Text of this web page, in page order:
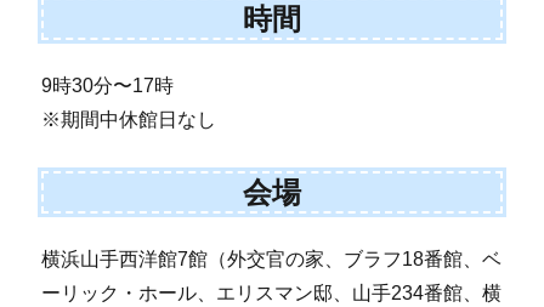
時間
9時30分〜17時
※期間中休館日なし
会場
横浜山手西洋館7館（外交官の家、ブラフ18番館、ベ
ーリック・ホール、エリスマン邸、山手234番館、横